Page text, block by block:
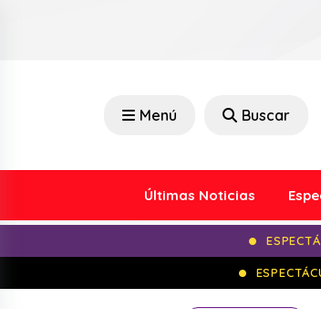
Menú Buscar
Últimas Noticias